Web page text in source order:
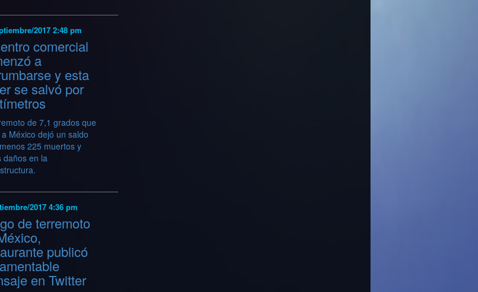
2017 2:48 pm
comercial
a
y esta
se salvó por
de 7,1 grados que
México dejó un saldo
225 muertos y
daños en la
2017 4:36 pm
de terremoto
publicó
en Twitter